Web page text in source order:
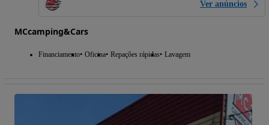
Ver anúncios
MCcamping&Cars
Financiamento Oficina Repações rápidas Lavagem